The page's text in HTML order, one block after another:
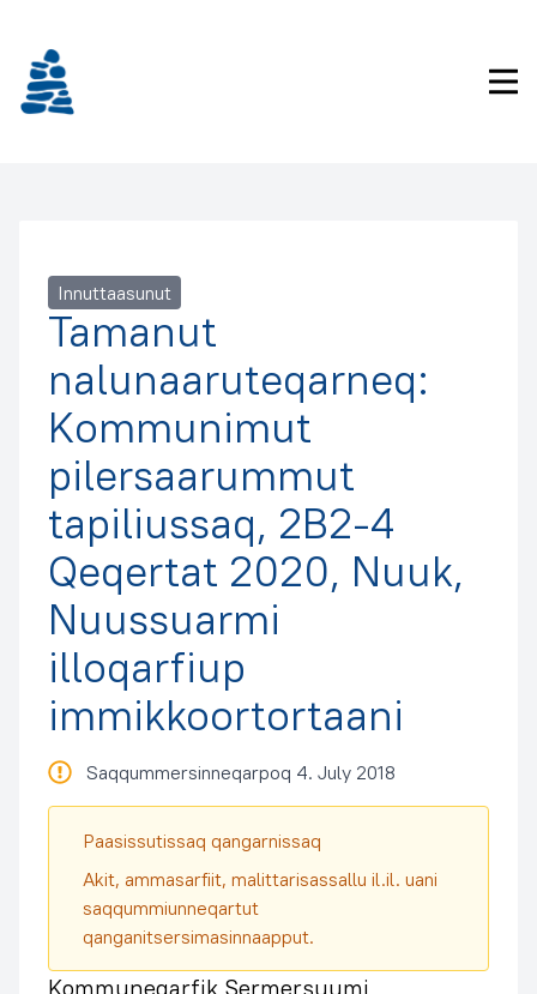
Innuttaasunut
Tamanut
nalunaaruteqarneq:
Kommunimut
pilersaarummut
tapiliussaq, 2B2-4
Qeqertat 2020, Nuuk,
Nuussuarmi
illoqarfiup
immikkoortortaani
Saqqummersinneqarpoq 4. July 2018
Paasissutissaq qangarnissaq
Akit, ammasarfiit, malittarisassallu il.il. uani
saqqummiunneqartut
qanganitsersimasinnaapput.
Kommuneqarfik Sermersuumi